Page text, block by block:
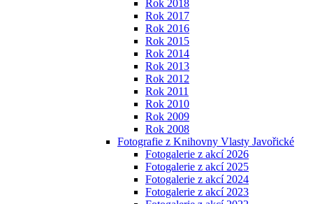
Rok 2018
Rok 2017
Rok 2016
Rok 2015
Rok 2014
Rok 2013
Rok 2012
Rok 2011
Rok 2010
Rok 2009
Rok 2008
Fotografie z Knihovny Vlasty Javořické
Fotogalerie z akcí 2026
Fotogalerie z akcí 2025
Fotogalerie z akcí 2024
Fotogalerie z akcí 2023